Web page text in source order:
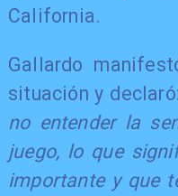
California.
Gallardo
situación y declaró:
no entender la
juego, lo que
importante y que